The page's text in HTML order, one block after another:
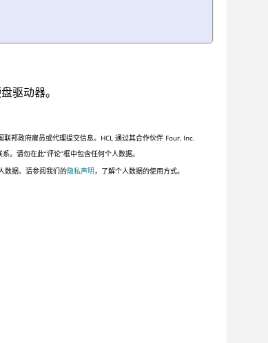
驱动器。
邦政府雇员或代理提交信息。HCL 通过其合作伙伴 Four, Inc.
。请勿在此“评论”框中包含任何个人数据。
数据。请参阅我们的隐私声明，了解个人数据的使用方式。